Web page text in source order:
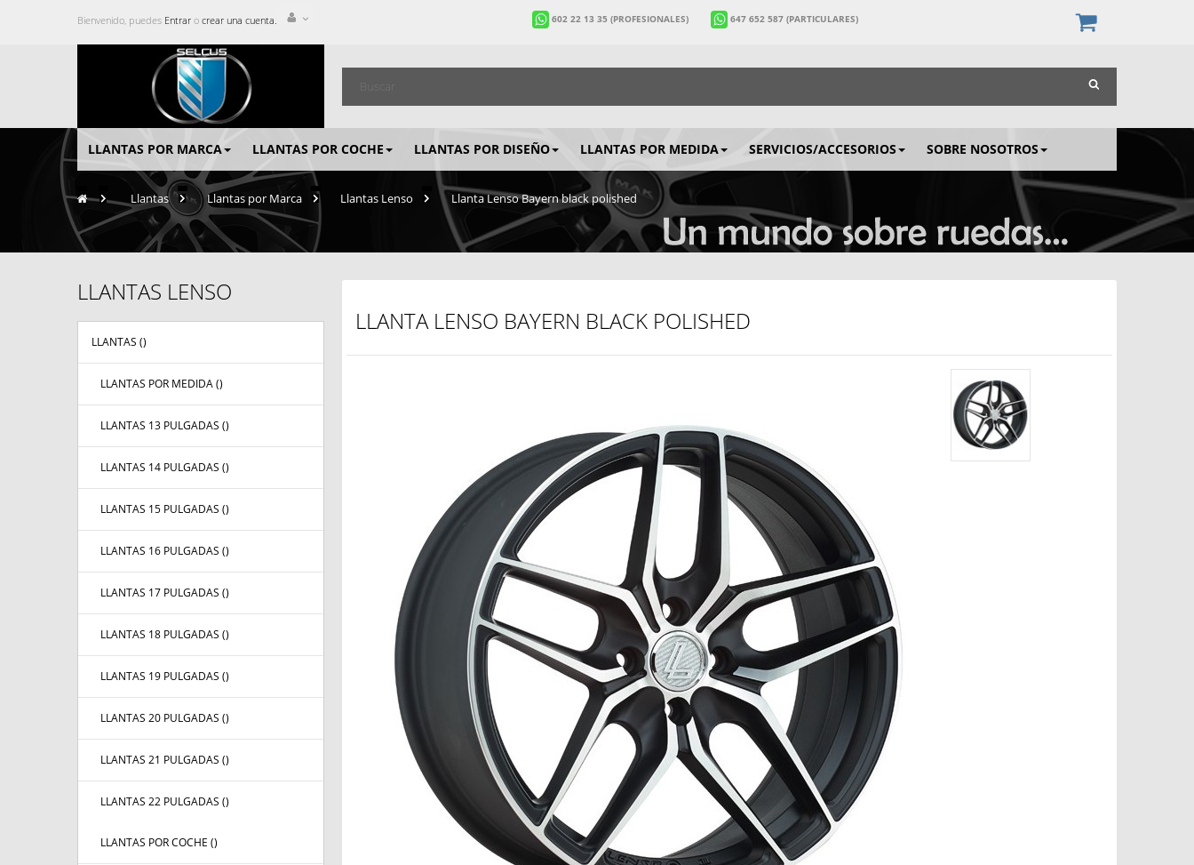
Bienvenido, puedes Entrar o crear una cuenta. 602 22 13 35(PROFESIONALES) 647 652 587(PARTICULARES)
LLANTAS POR MARCA LLANTAS POR COCHE LLANTAS POR DISEÑO LLANTAS POR MEDIDA SERVICIOS/ACCESORIOS SOBRE NOSOTROS
> Llantas > Llantas por Marca Llantas Lenso Llanta Lenso Bayern black polished
LLANTAS LENSO
LLANTAS ()
LLANTAS POR MEDIDA ()
LLANTAS 13 PULGADAS ()
LLANTAS 14 PULGADAS ()
LLANTAS 15 PULGADAS ()
LLANTAS 16 PULGADAS ()
LLANTAS 17 PULGADAS ()
LLANTAS 18 PULGADAS ()
LLANTAS 19 PULGADAS ()
LLANTAS 20 PULGADAS ()
LLANTAS 21 PULGADAS ()
LLANTAS 22 PULGADAS ()
LLANTAS POR COCHE ()
LLANTA LENSO BAYERN BLACK POLISHED